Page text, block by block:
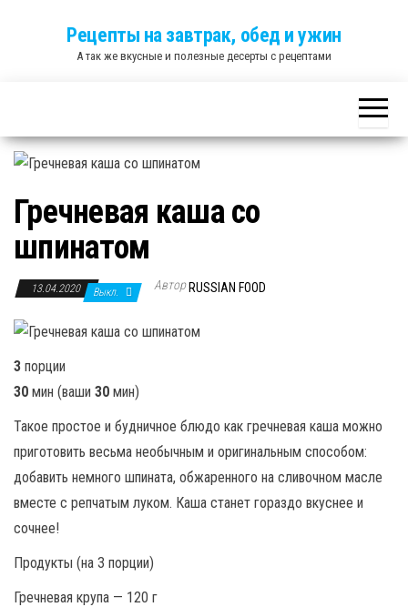
Рецепты на завтрак, обед и ужин
А так же вкусные и полезные десерты с рецептами
Гречневая каша со
шпинатом
13.04.2020 Выкл. Автор RUSSIAN FOOD
3 порции
30 мин (ваши 30 мин)
Такое простое и будничное блюдо как гречневая каша можно
приготовить весьма необычным и оригинальным способом:
добавить немного шпината, обжаренного на сливочном масле
вместе с репчатым луком. Каша станет гораздо вкуснее и
сочнее!
Продукты (на 3 порции)
Гречневая крупа — 120 г